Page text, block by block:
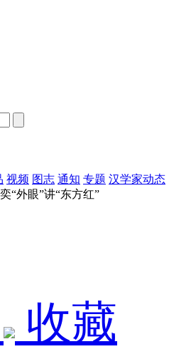
视频 图志 通知 专题 汉学家动态
“外眼”讲“东方红”
收藏